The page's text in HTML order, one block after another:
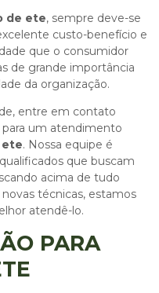
de ete, sempre deve-se
custo-benefício e
que o consumidor
de grande importância
da organização.
entre em contato
um atendimento
ete. Nossa equipe é
que buscam
acima de tudo
técnicas, estamos
atendê-lo.
PARA